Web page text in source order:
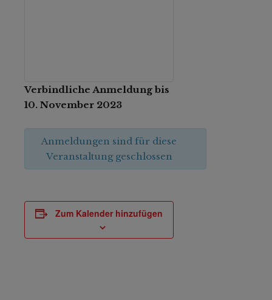
Verbindliche Anmeldung bis
10. November 2023
Anmeldungen sind für diese
Veranstaltung geschlossen
Zum Kalender hinzufügen